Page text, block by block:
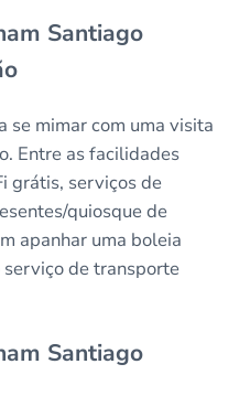
Santiago
se mimar com uma visita
Entre as facilidades
grátis, serviços de
quiosque de
apanhar uma boleia
de transporte
Santiago